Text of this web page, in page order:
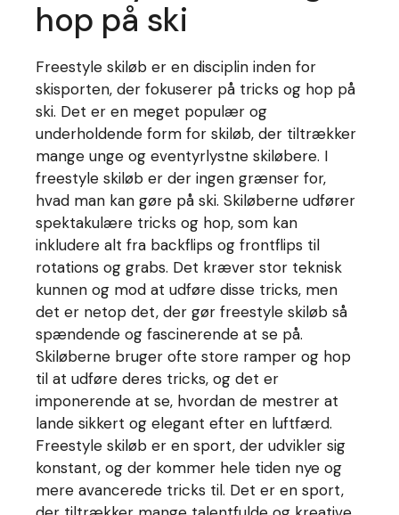
hop på ski
Freestyle skiløb er en disciplin inden for
skisporten, der fokuserer på tricks og hop på
ski. Det er en meget populær og
underholdende form for skiløb, der tiltrækker
mange unge og eventyrlystne skiløbere. I
freestyle skiløb er der ingen grænser for,
hvad man kan gøre på ski. Skiløberne udfører
spektakulære tricks og hop, som kan
inkludere alt fra backflips og frontflips til
rotations og grabs. Det kræver stor teknisk
kunnen og mod at udføre disse tricks, men
det er netop det, der gør freestyle skiløb så
spændende og fascinerende at se på.
Skiløberne bruger ofte store ramper og hop
til at udføre deres tricks, og det er
imponerende at se, hvordan de mestrer at
lande sikkert og elegant efter en luftfærd.
Freestyle skiløb er en sport, der udvikler sig
konstant, og der kommer hele tiden nye og
mere avancerede tricks til. Det er en sport,